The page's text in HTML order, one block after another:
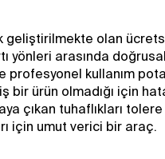
olan
yönleri arasında
profesyonel kullanım
bir ürün olmadığı için
çıkan tuhaflıkları
için umut verici bir araç.